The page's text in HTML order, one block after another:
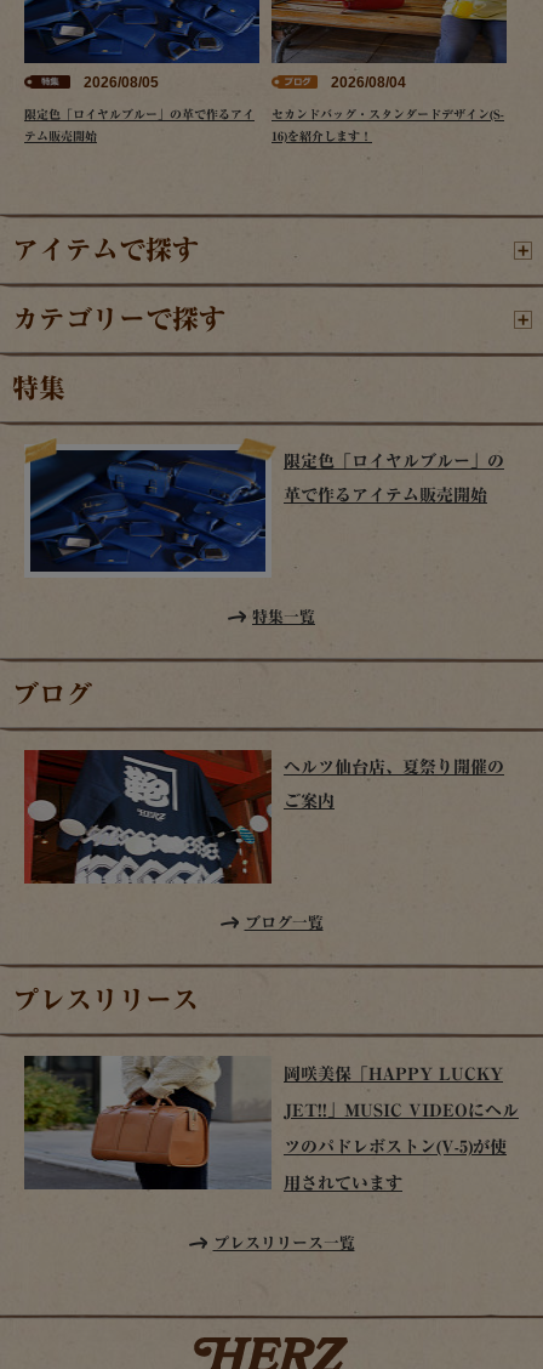
2026/08/05
限定色「ロイヤルブルー」の革で作るアイ
テム販売開始
2026/08/04
セカンドバッグ・スタンダードデザイン(S-
16)を紹介します！
アイテムで探す
カテゴリーで探す
特集
限定色「ロイヤルブルー」の
革で作るアイテム販売開始
特集一覧
ブログ
ヘルツ仙台店、夏祭り開催の
ご案内
ブログ一覧
プレスリリース
岡咲美保「HAPPY LUCKY
JET!!」MUSIC VIDEOにヘル
ツのパドレボストン(V-5)が使
用されています
プレスリリース一覧